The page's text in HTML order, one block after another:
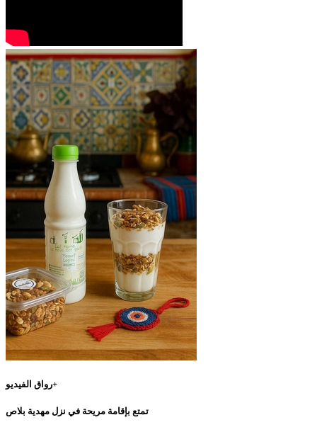
رواق الفيديو+
تمتع بإقامة مريحة في نزل مهدية بلاص